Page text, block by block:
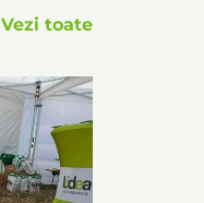
Vezi toate